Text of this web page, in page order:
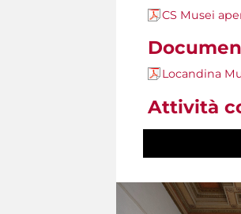
CS Musei
Locandina
Attività